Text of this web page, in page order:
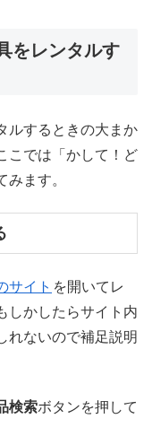
をレンタルす
ルするときの大まか
こでは「かして！ど
ます。
サイト を開いてレ
しかしたらサイト内
れないので補足説明
検索ボタンを押して